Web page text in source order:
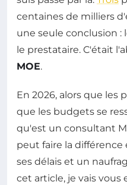
centaines de milliers
une seule conclusion :
le prestataire. C'était
MOE.
En 2026, alors que les
que les budgets se
qu'est un consultant
peut faire la
ses délais et un
cet article, je vais vous